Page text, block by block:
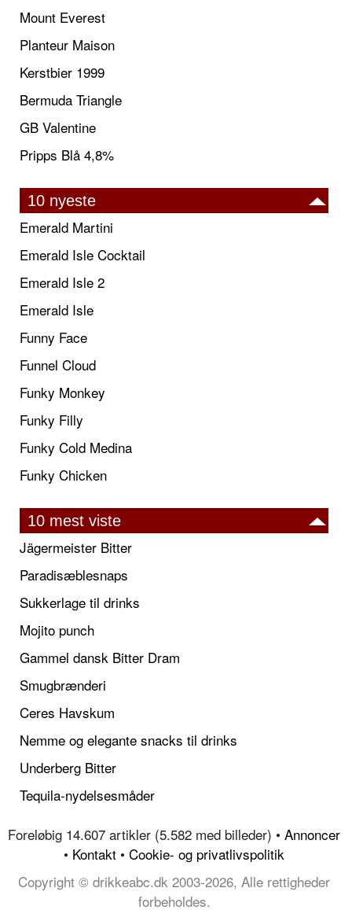
Mount Everest
Planteur Maison
Kerstbier 1999
Bermuda Triangle
GB Valentine
Pripps Blå 4,8%
10 nyeste
Emerald Martini
Emerald Isle Cocktail
Emerald Isle 2
Emerald Isle
Funny Face
Funnel Cloud
Funky Monkey
Funky Filly
Funky Cold Medina
Funky Chicken
10 mest viste
Jägermeister Bitter
Paradisæblesnaps
Sukkerlage til drinks
Mojito punch
Gammel dansk Bitter Dram
Smugbrænderi
Ceres Havskum
Nemme og elegante snacks til drinks
Underberg Bitter
Tequila-nydelsesmåder
Foreløbig 14.607 artikler (5.582 med billeder) • Annoncer
• Kontakt • Cookie- og privatlivspolitik
Copyright © drikkeabc.dk 2003-2026, Alle rettigheder
forbeholdes.